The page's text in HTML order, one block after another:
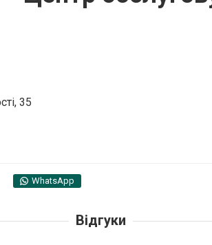
35
WhatsApp
Відгуки